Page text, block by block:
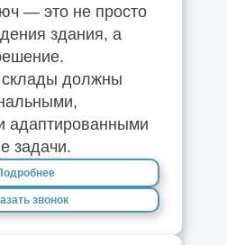
— это не просто
здания, а
должны
адаптированными
задачи.
звонок